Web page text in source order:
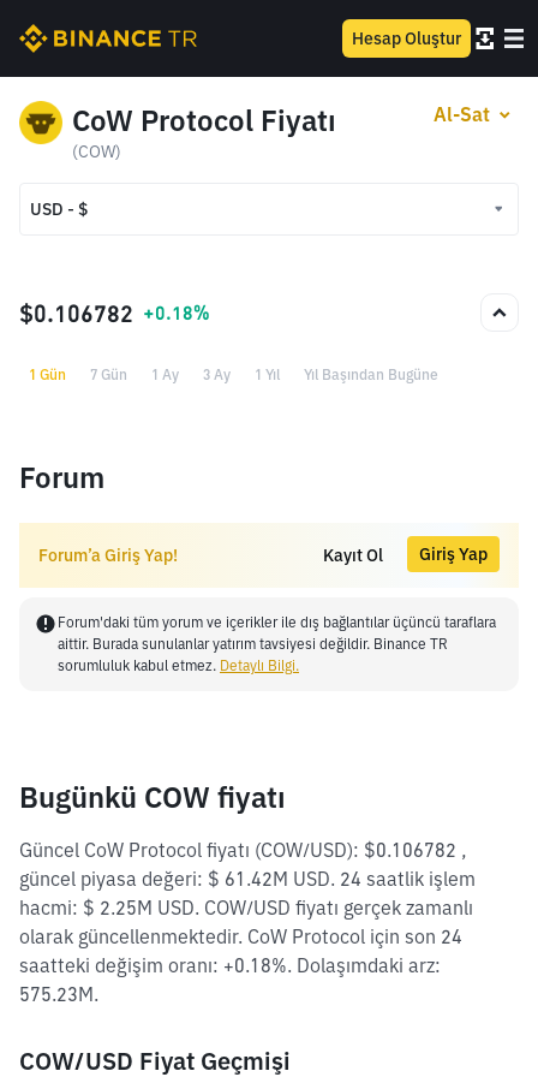
Hesap Oluştur
CoW Protocol Fiyatı
(COW)
Al-Sat
USD - $
TRY - ₺
$0.106782 +0.18%
1 Gün 7 Gün 1 Ay 3 Ay 1 Yıl Yıl Başından Bugüne
Forum
Forum’a Giriş Yap! Kayıt Ol Giriş Yap
Forum'daki tüm yorum ve içerikler ile dış bağlantılar üçüncü taraflara
aittir. Burada sunulanlar yatırım tavsiyesi değildir. Binance TR
sorumluluk kabul etmez. Detaylı Bilgi.
Bugünkü COW fiyatı
Güncel CoW Protocol fiyatı (COW/USD): $0.106782 ,
güncel piyasa değeri: $ 61.42M USD. 24 saatlik işlem
hacmi: $ 2.25M USD. COW/USD fiyatı gerçek zamanlı
olarak güncellenmektedir. CoW Protocol için son 24
saatteki değişim oranı: +0.18%. Dolaşımdaki arz:
575.23M.
COW/USD Fiyat Geçmişi